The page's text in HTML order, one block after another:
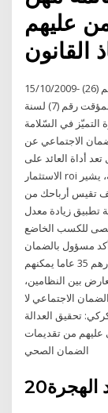
عليهم
15/10/2009- نفاذ قانون مؤقت معدّل لقانون الضمان الاجتماعي رقم (26)
لسنة (2009) . 1/5/2010- نفاذ قانون الضمان المؤقت رقم (7) لسنة
التميّز في السّلامة
للضمان الاجتماعي عن
أداة العائد على
الاستثمار roi إحدى أهم المقاييس في عالم ريادة الأعمال التجارية، يشير
تقيس أرباحك من
تطبيق زيادة معدل
للكسب الخاضع
أكد مسؤول بالضمان
الاجتماعي أن مستفيدي "حافز" ممن تجاوزت أعمارهم 35 عاما يمكنهم
بين النظامين،
الاجتماعي لا
تحقيق العدالة
عليهم من تقديمات
الضمان الصحي